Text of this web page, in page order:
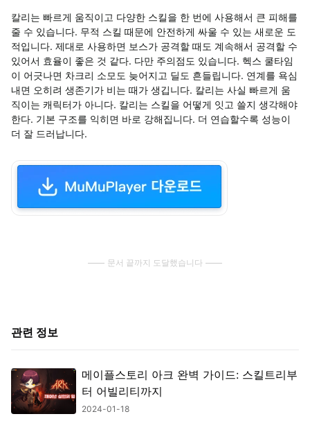
칼리는 빠르게 움직이고 다양한 스킬을 한 번에 사용해서 큰 피해를
줄 수 있습니다. 무적 스킬 때문에 안전하게 싸울 수 있는 새로운 도
적입니다. 제대로 사용하면 보스가 공격할 때도 계속해서 공격할 수
있어서 효율이 좋은 것 같다. 다만 주의점도 있습니다. 헥스 쿨타임
이 어긋나면 차크리 소모도 늦어지고 딜도 흔들립니다. 연계를 욕심
내면 오히려 생존기가 비는 때가 생깁니다. 칼리는 사실 빠르게 움
직이는 캐릭터가 아니다. 칼리는 스킬을 어떻게 잇고 쓸지 생각해야
한다. 기본 구조를 익히면 바로 강해집니다. 더 연습할수록 성능이
더 잘 드러납니다.
문서 끝까지 도달했습니다
관련 정보
메이플스토리 아크 완벽 가이드: 스킬트리부
터 어빌리티까지
2024-01-18